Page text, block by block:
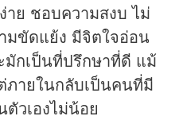
ย ชอบความสงบ ไม่
มขัดแย้ง มีจิตใจอ่อน
กเป็นที่ปรึกษาที่ดี แม้
ายในกลับเป็นคนที่มี
วเองไม่น้อย